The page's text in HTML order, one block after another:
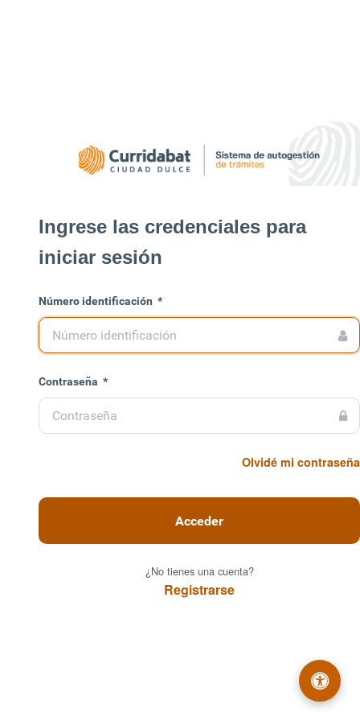
y
Ingrese las credenciales para
iniciar sesión
Número identificación *
Contraseña *
Olvidé mi contraseña
Acceder
¿No tienes una cuenta?
Registrarse